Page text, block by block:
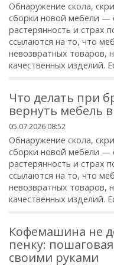
Обнаружение скола,
сборки новой мебели —
растерянность и страх
ссылаются на то, что
невозвратных товаров,
качественных изделий.
Что делать при
вернуть мебель
05.07.2026 08:52
Обнаружение скола,
сборки новой мебели —
растерянность и страх
ссылаются на то, что
невозвратных товаров,
качественных изделий.
Кофемашина не
пенку:
своими руками